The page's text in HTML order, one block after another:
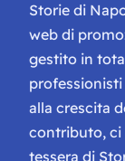
Storie di
web di
gestito in
alla crescita
contributo, ci
tessera di